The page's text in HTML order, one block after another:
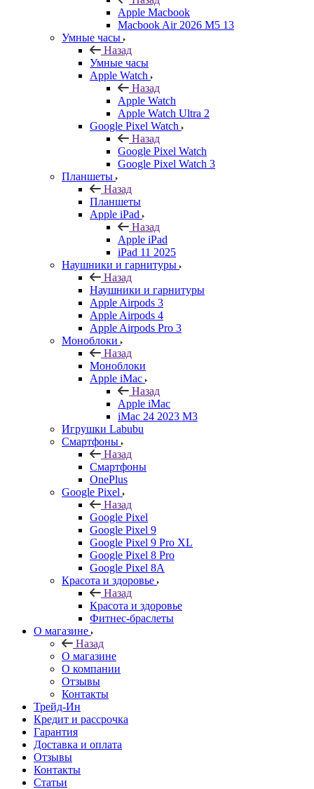
Apple Macbook
Macbook Air 2026 M5 13
Умные часы
Назад
Умные часы
Apple Watch
Назад
Apple Watch
Apple Watch Ultra 2
Google Pixel Watch
Назад
Google Pixel Watch
Google Pixel Watch 3
Планшеты
Назад
Планшеты
Apple iPad
Назад
Apple iPad
iPad 11 2025
Наушники и гарнитуры
Назад
Наушники и гарнитуры
Apple Airpods 3
Apple Airpods 4
Apple Airpods Pro 3
Моноблоки
Назад
Моноблоки
Apple iMac
Назад
Apple iMac
iMac 24 2023 M3
Игрушки Labubu
Смартфоны
Назад
Смартфоны
OnePlus
Google Pixel
Назад
Google Pixel
Google Pixel 9
Google Pixel 9 Pro XL
Google Pixel 8 Pro
Google Pixel 8A
Красота и здоровье
Назад
Красота и здоровье
Фитнес-браслеты
О магазине
Назад
О магазине
О компании
Отзывы
Контакты
Трейд-Ин
Кредит и рассрочка
Гарантия
Доставка и оплата
Отзывы
Контакты
Статьи